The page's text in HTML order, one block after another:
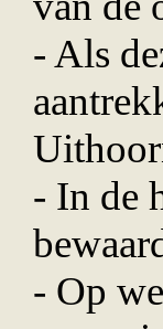
- Als
- In de
- Op